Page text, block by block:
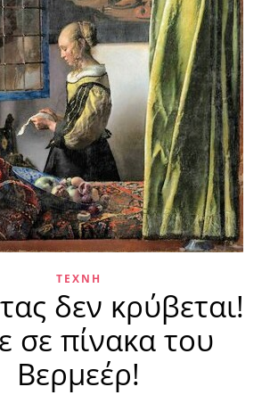
ΤΈΧΝΗ
δεν κρύβεται!
σε πίνακα του
Βερμεέρ!